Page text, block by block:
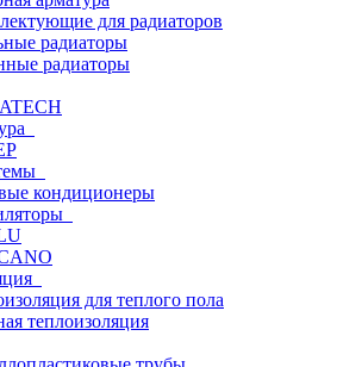
для радиаторов
радиаторы
радиаторы
кондиционеры
для теплого пола
теплоизоляция